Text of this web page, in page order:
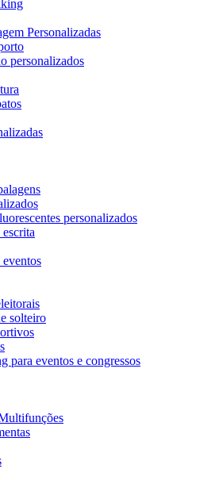
Personalizadas
personalizados
personalizados
solteiro
para eventos e congressos